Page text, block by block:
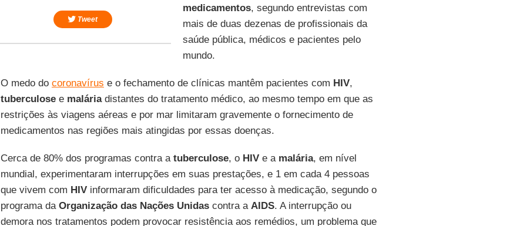
Tweet
medicamentos, segundo entrevistas com
mais de duas dezenas de profissionais da
saúde pública, médicos e pacientes pelo
mundo.
O medo do coronavírus e o fechamento de clínicas mantêm pacientes com HIV,
tuberculosee maláriadistantes do tratamento médico, ao mesmo tempo em que as
restrições às viagens aéreas e por mar limitaram gravemente o fornecimento de
medicamentos nas regiões mais atingidas por essas doenças.
Cerca de 80% dos programas contra a tuberculose, o HIVe a malária, em nível
mundial, experimentaram interrupções em suas prestações, e 1 em cada 4 pessoas
que vivem com HIVinformaram dificuldades para ter acesso à medicação, segundo o
programa da Organização das Nações Unidascontra a AIDS. A interrupção ou
demora nos tratamentos podem provocar resistência aos remédios, um problema que